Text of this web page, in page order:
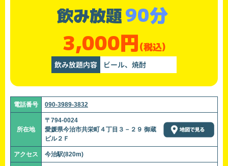
飲み放題90分
3,000円(税込)
飲み放題内容 ビール、焼酎
電話番号 090-3989-3832
所在地
〒794-0024
愛媛県今治市共栄町４丁目３－２９ 御蔵
ビル２Ｆ
アクセス 今治駅(820m)